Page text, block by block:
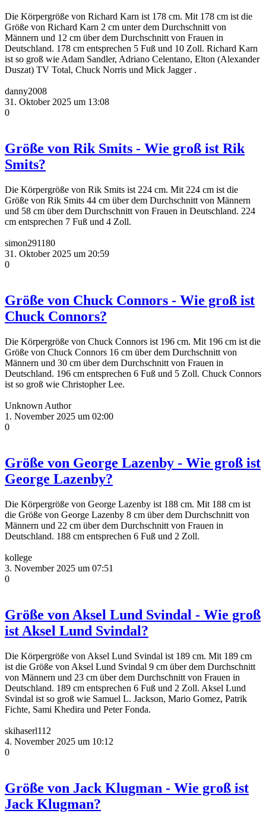
Die Körpergröße von Richard Karn ist 178 cm. Mit 178 cm ist die
Größe von Richard Karn 2 cm unter dem Durchschnitt von
Männern und 12 cm über dem Durchschnitt von Frauen in
Deutschland. 178 cm entsprechen 5 Fuß und 10 Zoll. Richard Karn
ist so groß wie Adam Sandler, Adriano Celentano, Elton (Alexander
Duszat) TV Total, Chuck Norris und Mick Jagger .
danny2008
31. Oktober 2025 um 13:08
0
Größe von Rik Smits - Wie groß ist Rik
Smits?
Die Körpergröße von Rik Smits ist 224 cm. Mit 224 cm ist die
Größe von Rik Smits 44 cm über dem Durchschnitt von Männern
und 58 cm über dem Durchschnitt von Frauen in Deutschland. 224
cm entsprechen 7 Fuß und 4 Zoll.
simon291180
31. Oktober 2025 um 20:59
0
Größe von Chuck Connors - Wie groß ist
Chuck Connors?
Die Körpergröße von Chuck Connors ist 196 cm. Mit 196 cm ist die
Größe von Chuck Connors 16 cm über dem Durchschnitt von
Männern und 30 cm über dem Durchschnitt von Frauen in
Deutschland. 196 cm entsprechen 6 Fuß und 5 Zoll. Chuck Connors
ist so groß wie Christopher Lee.
Unknown Author
1. November 2025 um 02:00
0
Größe von George Lazenby - Wie groß ist
George Lazenby?
Die Körpergröße von George Lazenby ist 188 cm. Mit 188 cm ist
die Größe von George Lazenby 8 cm über dem Durchschnitt von
Männern und 22 cm über dem Durchschnitt von Frauen in
Deutschland. 188 cm entsprechen 6 Fuß und 2 Zoll.
kollege
3. November 2025 um 07:51
0
Größe von Aksel Lund Svindal - Wie groß
ist Aksel Lund Svindal?
Die Körpergröße von Aksel Lund Svindal ist 189 cm. Mit 189 cm
ist die Größe von Aksel Lund Svindal 9 cm über dem Durchschnitt
von Männern und 23 cm über dem Durchschnitt von Frauen in
Deutschland. 189 cm entsprechen 6 Fuß und 2 Zoll. Aksel Lund
Svindal ist so groß wie Samuel L. Jackson, Mario Gomez, Patrik
Fichte, Sami Khedira und Peter Fonda.
skihaserl112
4. November 2025 um 10:12
0
Größe von Jack Klugman - Wie groß ist
Jack Klugman?